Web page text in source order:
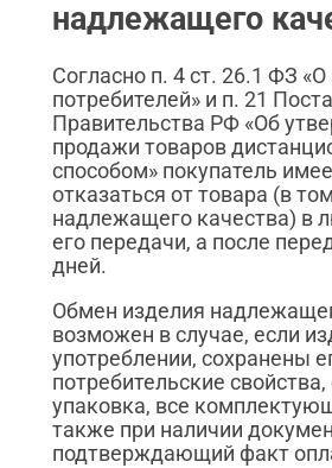
надлежащего
Согласно п. 4 ст. 26.1 ФЗ
потребителей» и п. 21
Правительства РФ «Об
продажи товаров
способом» покупатель
отказаться от товара (в
надлежащего качества) в
его передачи, а после
дней.
Обмен изделия
возможен в случае, если
употреблении, сохранены
потребительские
упаковка, все
также при наличии
подтверждающий факт